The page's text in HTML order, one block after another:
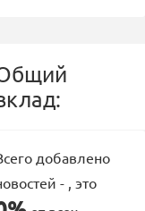
добавлено
- , это